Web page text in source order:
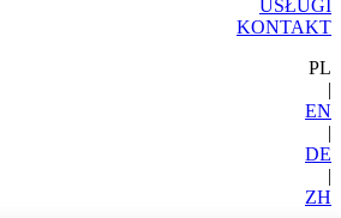
USŁUGI
KONTAKT
PL
|
EN
|
DE
|
ZH